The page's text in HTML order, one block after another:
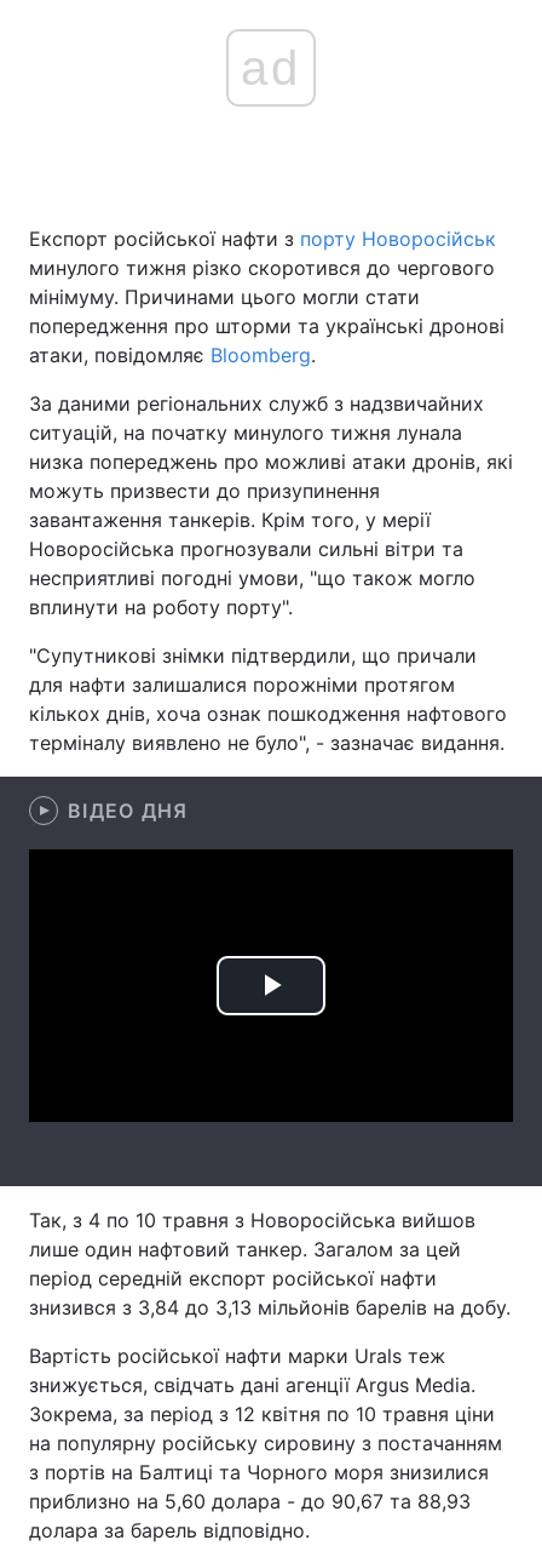
Головна Війна
Україна Політика
Економіка Світ
Спорт Наука
Техно і зв'язок Лайт
Зброя Інциденти
Здоров'я Туризм
Цікавинки Погода
Екологія Регіони
Лонгріди
Відео з Youtube
Інтерв'ю Думки
Тема оформлення
ad
Експорт російської нафти з порту Новоросійськ
минулого тижня різко скоротився до чергового
мінімуму. Причинами цього могли стати
попередження про шторми та українські дронові
атаки, повідомляє Bloomberg.
За даними регіональних служб з надзвичайних
ситуацій, на початку минулого тижня лунала
низка попереджень про можливі атаки дронів, які
можуть призвести до призупинення
завантаження танкерів. Крім того, у мерії
Новоросійська прогнозували сильні вітри та
несприятливі погодні умови, "що також могло
вплинути на роботу порту".
"Супутникові знімки підтвердили, що причали
для нафти залишалися порожніми протягом
кількох днів, хоча ознак пошкодження нафтового
терміналу виявлено не було", - зазначає видання.
ВІДЕО ДНЯ
Play
Так, з 4 по 10 травня з Новоросійська вийшов
лише один нафтовий танкер. Загалом за цей
період середній експорт російської нафти
знизився з 3,84 до 3,13 мільйонів барелів на добу.
Вартість російської нафти марки Urals теж
знижується, свідчать дані агенції Argus Media.
Зокрема, за період з 12 квітня по 10 травня ціни
на популярну російську сировину з постачанням
з портів на Балтиці та Чорного моря знизилися
приблизно на 5,60 долара - до 90,67 та 88,93
долара за барель відповідно.